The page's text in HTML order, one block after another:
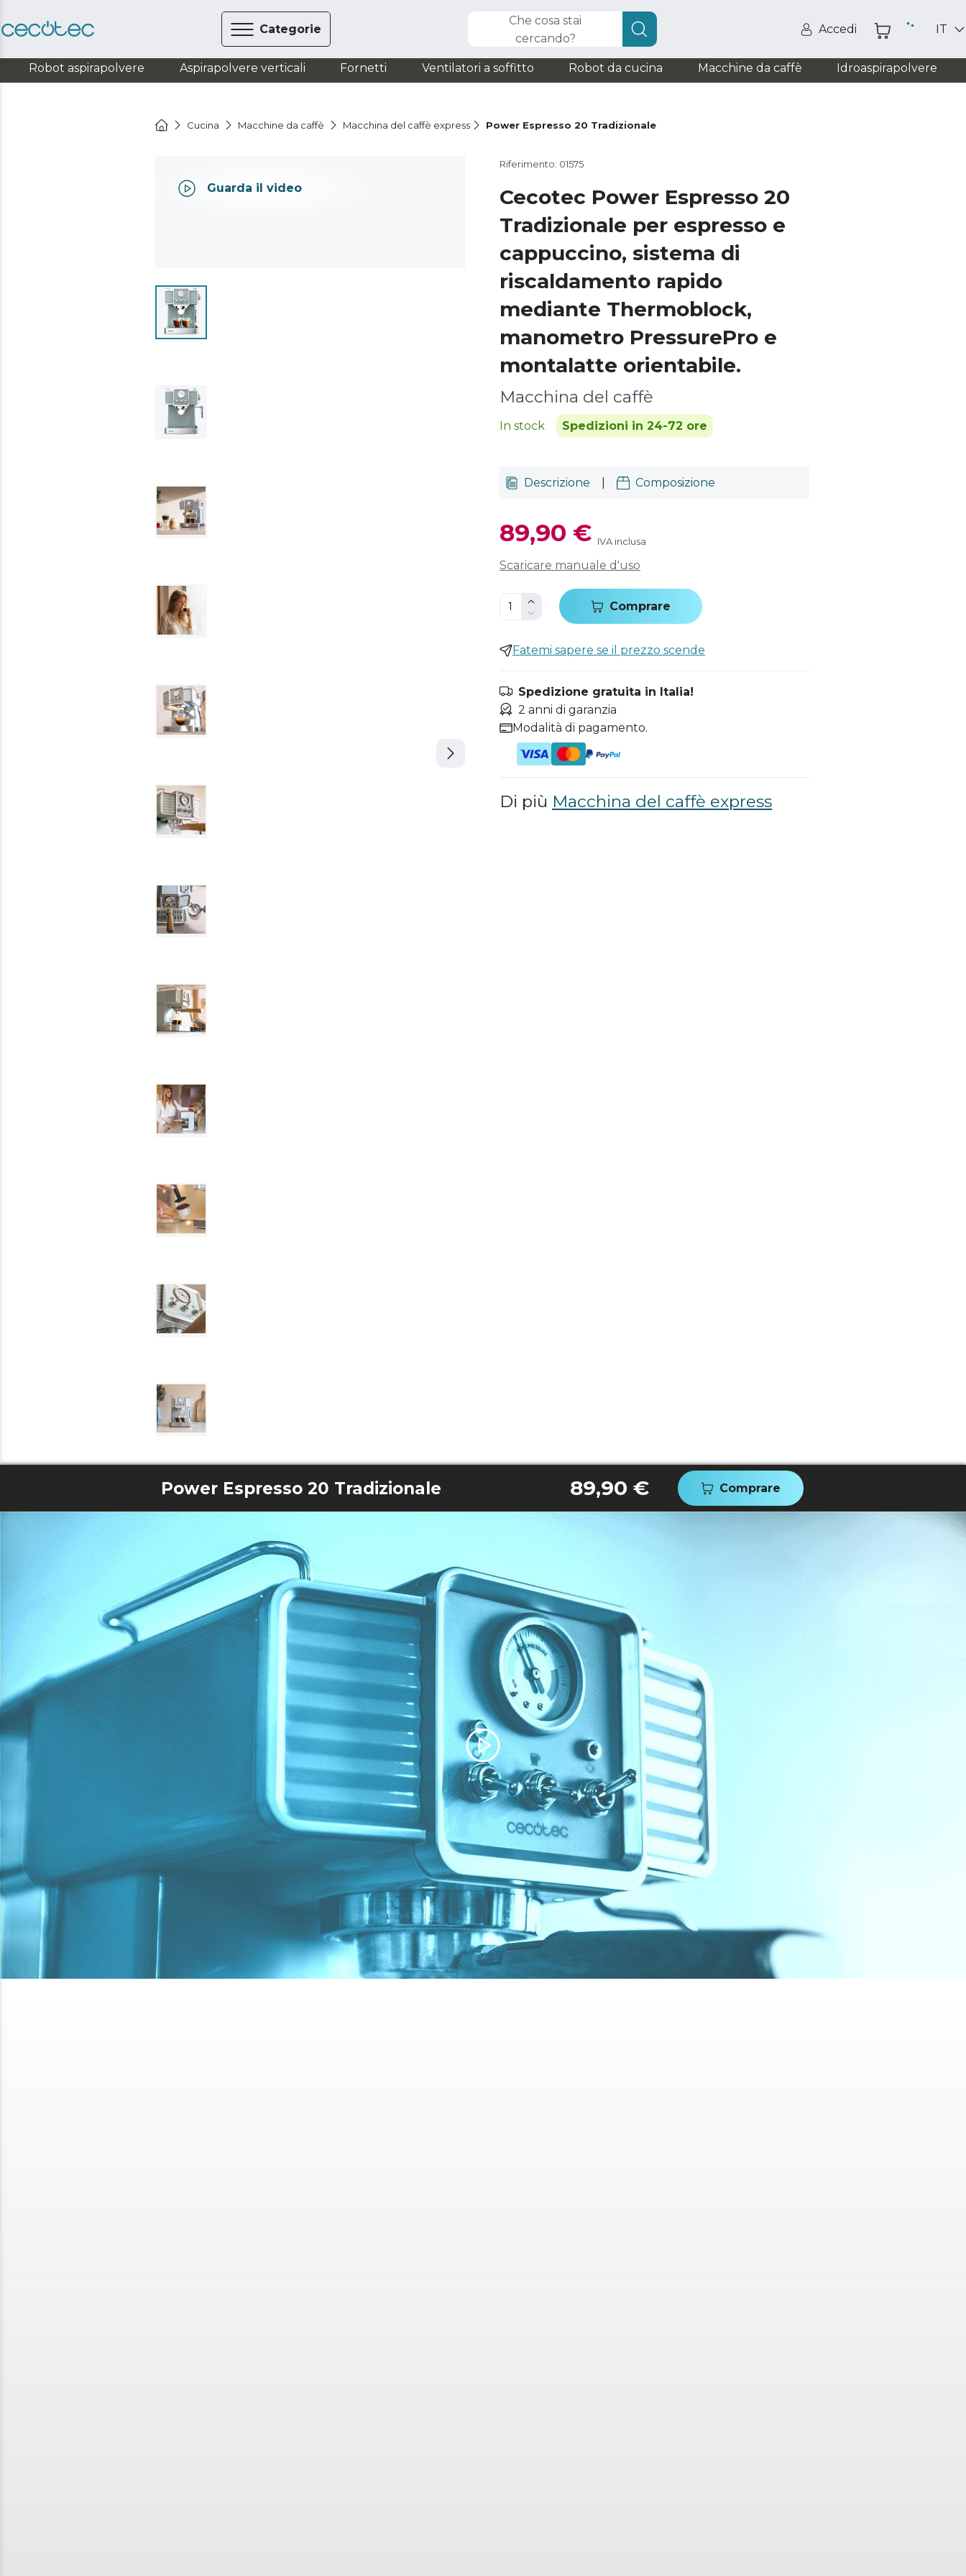
Categorie
Che cosa stai
cercando?
Accedi IT
Robot aspirapolvere Aspirapolvere verticali Fornetti Ventilatori a soffitto Robot da cucina Macchine da caffè Idroaspirapolvere
Cucina Macchine da caffè Macchina del caffè express Power Espresso 20 Tradizionale
Guarda il video
Riferimento: 01575
Cecotec Power Espresso 20
Tradizionale per espresso e
cappuccino, sistema di
riscaldamento rapido
mediante Thermoblock,
manometro PressurePro e
montalatte orientabile.
Macchina del caffè
In stock Spedizioni in 24-72 ore
Descrizione Composizione
89,90 € IVA inclusa
Scaricare manuale d'uso
Comprare
Fatemi sapere se il prezzo scende
Spedizione gratuita in Italia!
2 anni di garanzia
Modalità di pagamento.
Di più Macchina del caffè express
Power Espresso 20 Tradizionale 89,90 € Comprare